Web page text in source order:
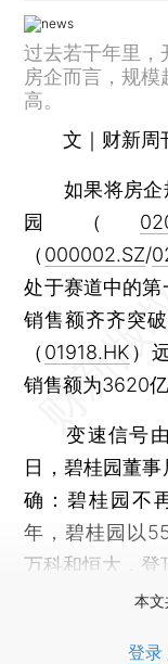
过去若干年里，
房企而言，规
高。
文｜财新周
如果将房企
园（
（ 000002.SZ/
处于赛道中的第
销售额齐齐突
（ 01918.HK ）
销售额为3620亿
变速信号由
日，碧桂园董事
确：碧桂园不
年，碧桂园以
万科和恒大，登
本文
登录